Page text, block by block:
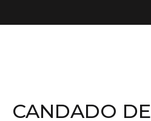
CANDADO DE